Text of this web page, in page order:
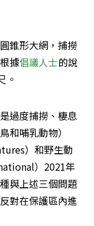
錐形大網，捕撈
據倡議人士的說
。
過度捕撈、棲息
和哺乳動物）
）和野生動
）2021年
與上述三個問題
對在保護區內進